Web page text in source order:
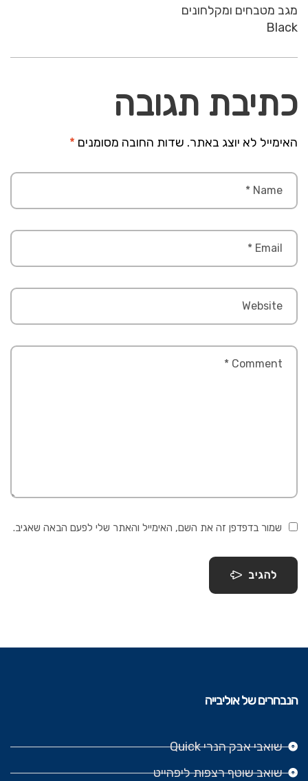
מגב מטבחים ומקלחונים
Black
כתיבת תגובה
האימייל לא יוצג באתר. שדות החובה מסומנים *
שמור בדפדפן זה את השם, האימייל והאתר שלי לפעם הבאה שאגיב.
להגיב
הנבחרים של אוליבייה
שואבי אבק הנרי Quick
שואב שוטף רצפות ליפהייט